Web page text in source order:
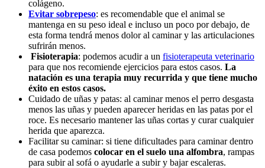
colágeno.
Evitar sobrepeso: es recomendable que el animal se
mantenga en su peso ideal e incluso un poco por debajo, de
esta forma tendrá menos dolor al caminar y las articulaciones
sufrirán menos.
Fisioterapia: podemos acudir a un fisioterapeuta veterinario
para que nos recomiende ejercicios para estos casos. La
natación es una terapia muy recurrida y que tiene mucho
éxito en estos casos.
Cuidado de uñas y patas: al caminar menos el perro desgasta
menos las uñas y pueden aparecer heridas en las patas por el
roce. Es necesario mantener las uñas cortas y curar cualquier
herida que aparezca.
Facilitar su caminar: si tiene dificultades para caminar dentro
de casa podemos colocar en el suelo una alfombra, rampas
para subir al sofá o ayudarle a subir y bajar escaleras.